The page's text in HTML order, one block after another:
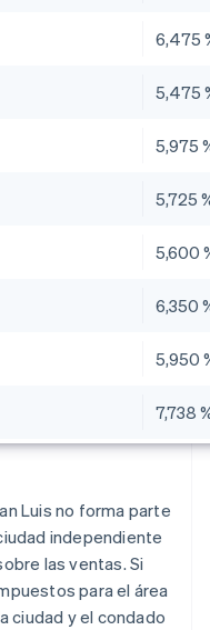
6,475
5,475
5,975
5,725
5,600
6,350
5,950
7,738
Luis no forma parte
independiente
las ventas. Si
para el área
ciudad y el condado